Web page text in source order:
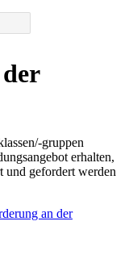
gruppen
erhalten,
und gefordert werden
an der